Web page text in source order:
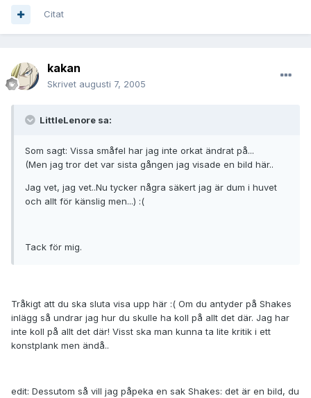
Citat
kakan
Skrivet augusti 7, 2005
LittleLenore sa:
Som sagt: Vissa småfel har jag inte orkat ändrat på...
(Men jag tror det var sista gången jag visade en bild här..
Jag vet, jag vet..Nu tycker några säkert jag är dum i huvet
och allt för känslig men...) :(
Tack för mig.
Tråkigt att du ska sluta visa upp här :( Om du antyder på Shakes
inlägg så undrar jag hur du skulle ha koll på allt det där. Jag har
inte koll på allt det där! Visst ska man kunna ta lite kritik i ett
konstplank men ändå..
edit: Dessutom så vill jag påpeka en sak Shakes: det är en bild, du